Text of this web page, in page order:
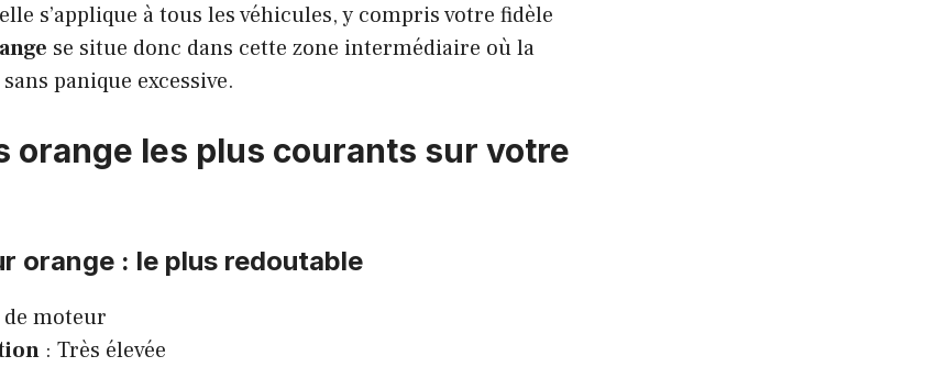
s’applique à tous les véhicules, y compris votre fidèle
se situe donc dans cette zone intermédiaire où la
panique excessive.
orange les plus courants sur votre
orange : le plus redoutable
moteur
: Très élevée